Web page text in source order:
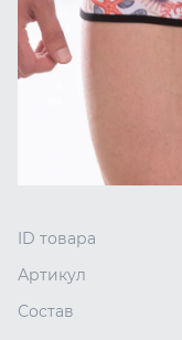
ID товара
Артикул
Состав